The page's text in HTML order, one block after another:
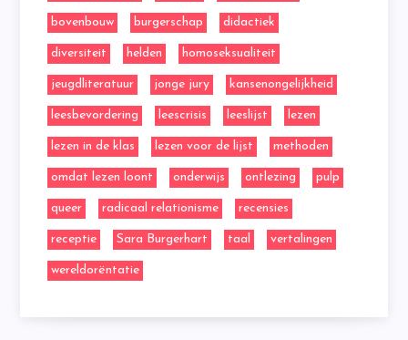
bovenbouw burgerschap didactiek
diversiteit helden homoseksualiteit
jeugdliteratuur jonge jury kansenongelijkheid
leesbevordering leescrisis leeslijst lezen
lezen in de klas lezen voor de lijst methoden
omdat lezen loont onderwijs ontlezing pulp
queer radicaal relationisme recensies
receptie Sara Burgerhart taal vertalingen
wereldorëntatie